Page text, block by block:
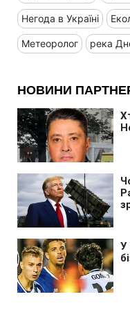
Негода в Україні
Метеоролог река